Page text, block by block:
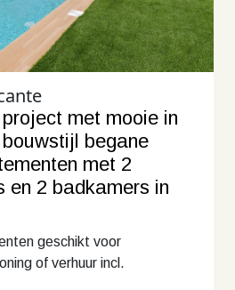
met mooie in
begane
met 2
en 2 badkamers in
geschikt voor
of verhuur incl.